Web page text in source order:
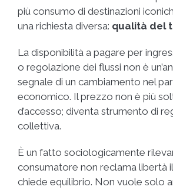
più consumo di destinazioni
una richiesta diversa: qualità del
La disponibilità a pagare per
o regolazione dei flussi non è
segnale di un cambiamento nel
economico. Il prezzo non è più
d’accesso; diventa strumento di
collettiva.
È un fatto sociologicamente
consumatore non reclama libertà
chiede equilibrio. Non vuole solo